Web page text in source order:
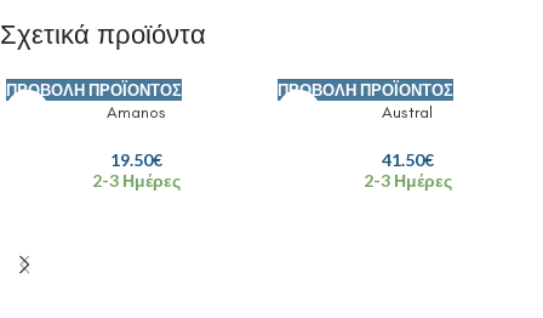
Σχετικά προϊόντα
ΠΡΟΒΟΛΉ ΠΡΟΪΌΝΤΟΣ
Amanos
19.50€
2-3 Ημέρες
ΠΡΟΒΟΛΉ ΠΡΟΪΌΝΤΟΣ
Austral
41.50€
2-3 Ημέρες